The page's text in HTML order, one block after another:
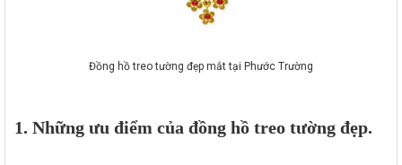
Đồng hồ treo tường đẹp mắt tại Phước Trường
1. Những ưu điểm của đồng hồ treo tường đẹp.